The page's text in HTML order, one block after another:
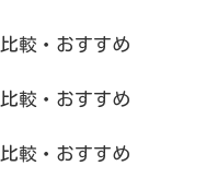
比較・おすすめ
比較・おすすめ
比較・おすすめ